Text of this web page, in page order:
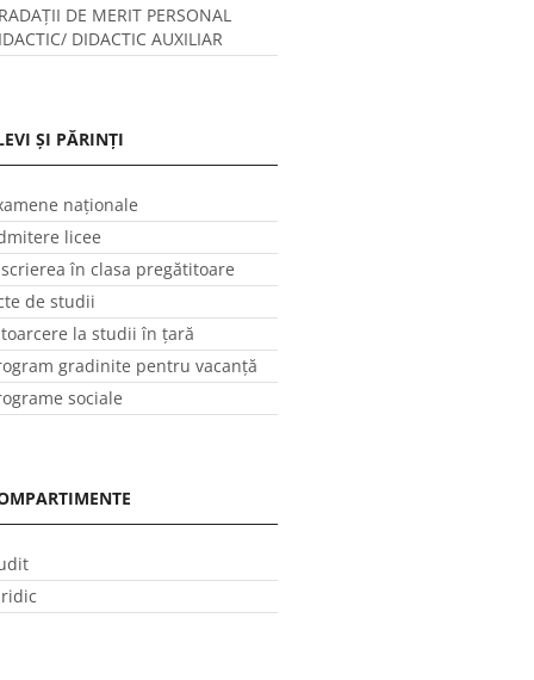
DE MERIT PERSONAL
DIDACTIC AUXILIAR
ȘI PĂRINȚI
naționale
licee
în clasa pregătitoare
de studii
la studii în ţară
gradinite pentru vacanţă
sociale